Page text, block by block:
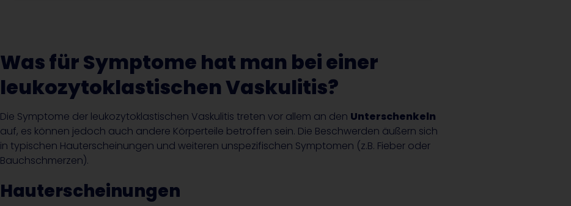
Was für Symptome hat man bei einer
leukozytoklastischen Vaskulitis?
Die Symptome der leukozytoklastischen Vaskulitis treten vor allem an den Unterschenkeln
auf, es können jedoch auch andere Körperteile betroffen sein. Die Beschwerden äußern sich
in typischen Hauterscheinungen und weiteren unspezifischen Symptomen (z.B. Fieber oder
Bauchschmerzen).
Hauterscheinungen